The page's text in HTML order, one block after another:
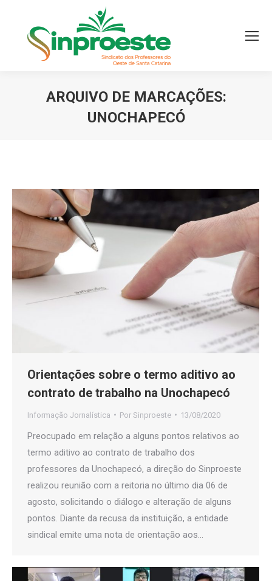
ARQUIVO DE MARCAÇÕES:
UNOCHAPECÓ
Orientações sobre o termo aditivo ao
contrato de trabalho na Unochapecó
Informação Jornalística Por Sinproeste 13/08/2020
Preocupado em relação a alguns pontos relativos ao
termo aditivo ao contrato de trabalho dos
professores da Unochapecó, a direção do Sinproeste
realizou reunião com a reitoria no último dia 06 de
agosto, solicitando o diálogo e alteração de alguns
pontos. Diante da recusa da instituição, a entidade
sindical emite uma nota de orientação aos…